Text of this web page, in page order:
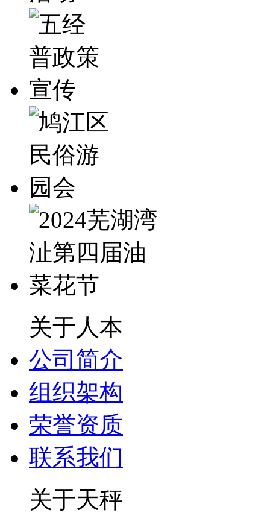
关于人本
公司简介
组织架构
荣誉资质
联系我们
关于天秤